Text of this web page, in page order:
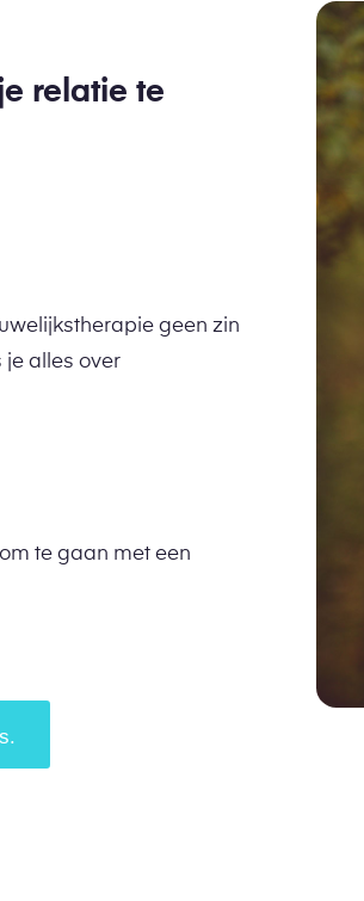
relatie te
geen zin
alles over
te gaan met een